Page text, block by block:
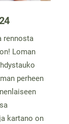
rennosta
Loman
perheen
kartano on